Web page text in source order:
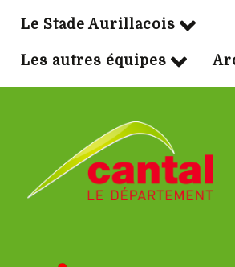
Le Stade Aurillacois
Les autres équipes